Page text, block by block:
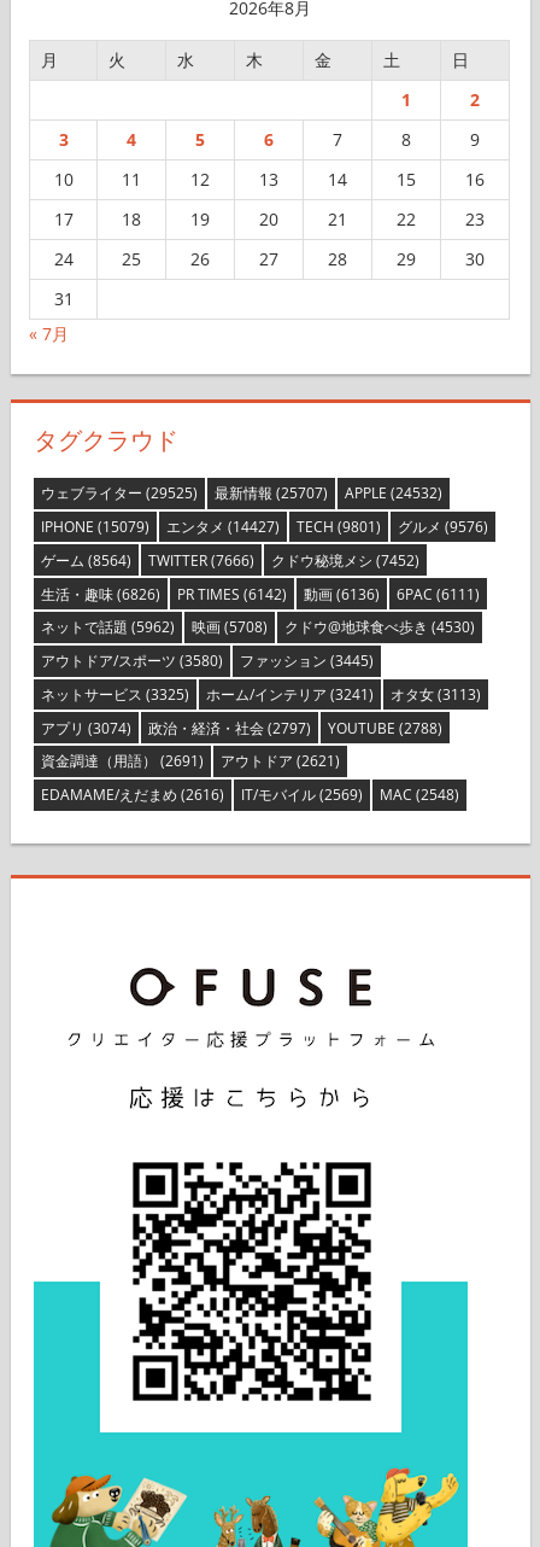
2026年8月
月 火 水 木 金 土
日
1
2
3
4 5 6 7 8
9
10
11 12 13 14 15
16
17
18 19 20 21 22
23
24
25 26 27 28 29
30
31
« 7月
タグクラウド
ウェブライター (29525) 最新情報 (25707) APPLE (24532)
IPHONE (15079) エンタメ (14427) TECH (9801) グルメ (9576)
ゲーム (8564) TWITTER(7666) クドウ秘境メシ (7452)
生活・趣味(6826) PR TIMES (6142) 動画(6136) 6PAC (6111)
ネットで話題 (5962) 映画(5708) クドウ@地球食べ歩き (4530)
アウトドア/スポーツ (3580) ファッション (3445)
ネットサービス (3325) ホーム/インテリア (3241) オタ女(3113)
アプリ (3074) 政治・経済・社会(2797) YOUTUBE (2788)
資金調達（用語） (2691) アウトドア (2621)
EDAMAME/えだまめ (2616) IT/モバイル(2569) MAC (2548)